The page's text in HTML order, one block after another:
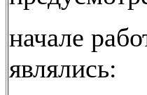
начале
являлись: